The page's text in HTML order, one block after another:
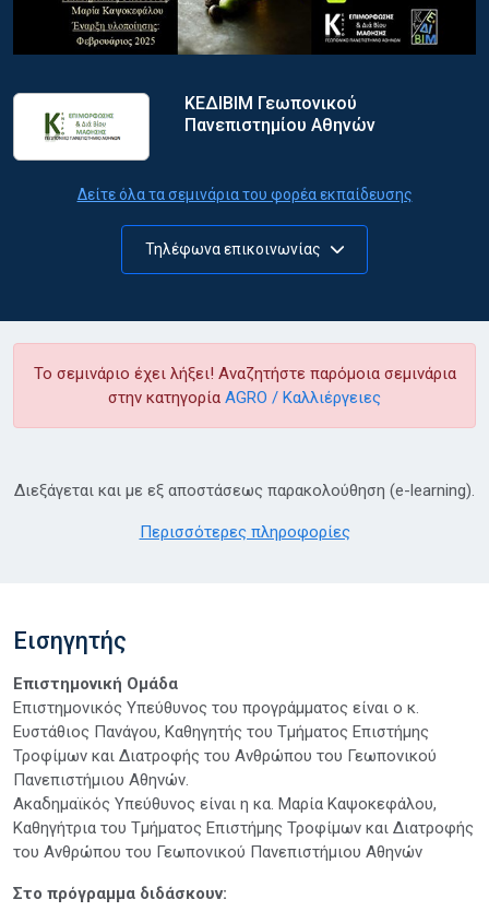
ΚΕΔΙΒΙΜ Γεωπονικού
Πανεπιστημίου Αθηνών
Δείτε όλα τα σεμινάρια του φορέα εκπαίδευσης
Τηλέφωνα επικοινωνίας
Το σεμινάριο έχει λήξει! Αναζητήστε παρόμοια σεμινάρια
στην κατηγορία AGRO / Καλλιέργειες
Διεξάγεται και με εξ αποστάσεως παρακολούθηση (e-learning).
Περισσότερες πληροφορίες
Εισηγητής
Επιστημονική Ομάδα
Επιστημονικός Υπεύθυνος του προγράμματος είναι ο κ.
Ευστάθιος Πανάγου, Καθηγητής του Τμήματος Επιστήμης
Τροφίμων και Διατροφής του Ανθρώπου του Γεωπονικού
Πανεπιστήμιου Αθηνών.
Ακαδημαϊκός Υπεύθυνος είναι η κα. Μαρία Καψοκεφάλου,
Καθηγήτρια του Τμήματος Επιστήμης Τροφίμων και Διατροφής
του Ανθρώπου του Γεωπονικού Πανεπιστήμιου Αθηνών
Στο πρόγραμμα διδάσκουν: